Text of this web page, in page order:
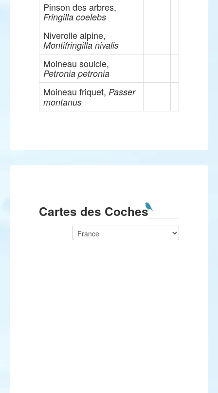
Pinson des arbres,
Fringilla coelebs
Niverolle alpine,
Montifringilla nivalis
Moineau soulcie,
Petronia petronia
Moineau friquet, Passer
montanus
Cartes des Coches